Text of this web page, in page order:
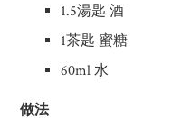
1.5湯匙 酒
1茶匙 蜜糖
60ml水
做法